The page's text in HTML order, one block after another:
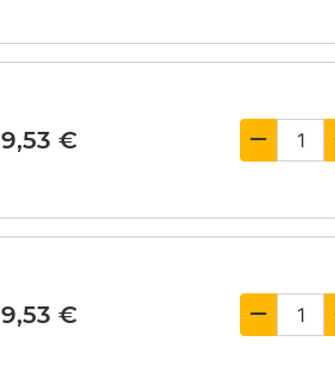
9,53 €
9,53 €